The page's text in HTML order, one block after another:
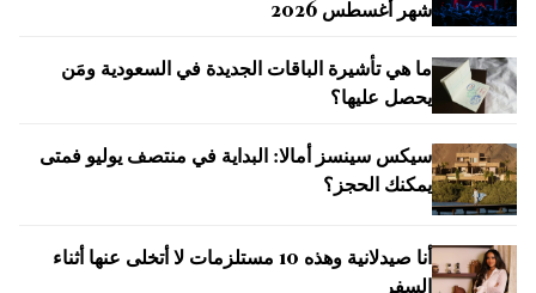
شهر أغسطس 2026
ما هي تأشيرة الباقات الجديدة في السعودية ومَن
يحصل عليها؟
سيكس سينسز أمالا: البداية في منتصف يوليو فمتى
يمكنك الحجز؟
أنا صيدلانية وهذه 10 مستلزمات لا أتخلى عنها أثناء
السفر